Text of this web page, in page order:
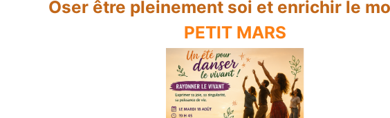
Oser être pleinement soi et enrichir le
PETIT MARS